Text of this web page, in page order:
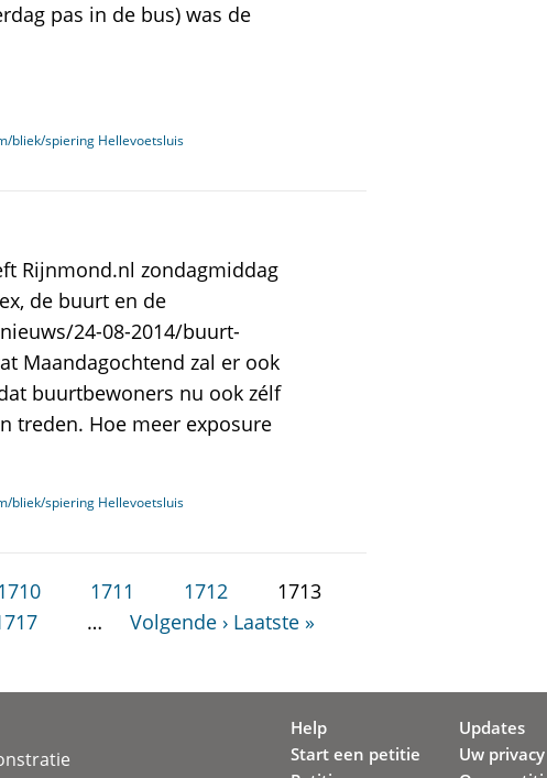
pas in de bus) was de
bliek/spiering Hellevoetsluis
Rijnmond.nl zondagmiddag
de buurt en de
24-08-2014/buurt-
Maandagochtend zal er ook
buurtbewoners nu ook zélf
treden. Hoe meer exposure
bliek/spiering Hellevoetsluis
1710 1711 1712
1713
… Volgende › Laatste »
Help
Start een petitie
Updates
Uw privacy